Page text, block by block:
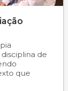
de
que